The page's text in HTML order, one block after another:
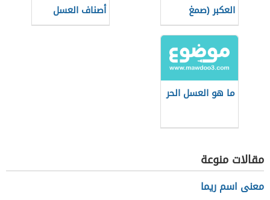
العكبر (صمغ
النحل)
أصناف العسل
التركي
ما هو العسل الحر
مقالات منوعة
معنى اسم ريما